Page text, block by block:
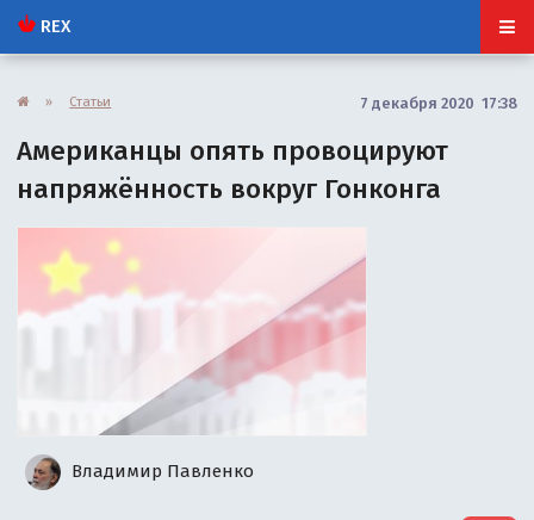
REX
» Статьи 7 декабря 2020 17:38
Американцы опять провоцируют
напряжённость вокруг Гонконга
Владимир Павленко